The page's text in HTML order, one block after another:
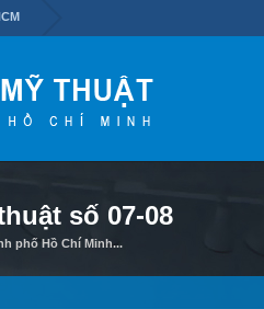
số 07-08
phố Hồ Chí Minh...